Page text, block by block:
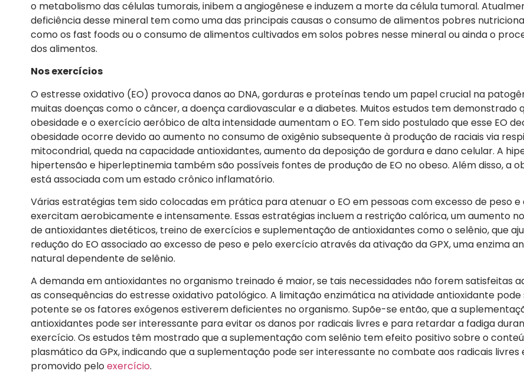
o metabolismo das células tumorais, inibem a angiogênese e induzem a morte da célula tumoral.
deficiência desse mineral tem como uma das principais causas o consumo de alimentos pobres
como os fast foods ou o consumo de alimentos cultivados em solos pobres nesse mineral ou ainda o
dos alimentos.
Nos exercícios
O estresse oxidativo (EO) provoca danos ao DNA, gorduras e proteínas tendo um papel crucial na
muitas doenças como o câncer, a doença cardiovascular e a diabetes. Muitos estudos tem demonstrado
obesidade e o exercício aeróbico de alta intensidade aumentam o EO. Tem sido postulado que esse EO
obesidade ocorre devido ao aumento no consumo de oxigênio subsequente à produção de raciais via
mitocondrial, queda na capacidade antioxidantes, aumento da deposição de gordura e dano celular. A
hipertensão e hiperleptinemia também são possíveis fontes de produção de EO no obeso. Além disso, a
está associada com um estado crônico inflamatório.
Várias estratégias tem sido colocadas em prática para atenuar o EO em pessoas com excesso de peso e
exercitam aerobicamente e intensamente. Essas estratégias incluem a restrição calórica, um aumento
de antioxidantes dietéticos, treino de exercícios e suplementação de antioxidantes como o selênio, que
redução do EO associado ao excesso de peso e pelo exercício através da ativação da GPX, uma enzima
natural dependente de selênio.
A demanda em antioxidantes no organismo treinado é maior, se tais necessidades não forem satisfeitas
as consequências do estresse oxidativo patológico. A limitação enzimática na atividade antioxidante
potente se os fatores exógenos estiverem deficientes no organismo. Supõe-se então, que a
antioxidantes pode ser interessante para evitar os danos por radicais livres e para retardar a fadiga
exercício. Os estudos têm mostrado que a suplementação com selênio tem efeito positivo sobre o
plasmático da GPx, indicando que a suplementação pode ser interessante no combate aos radicais livres
promovido peloexercício.